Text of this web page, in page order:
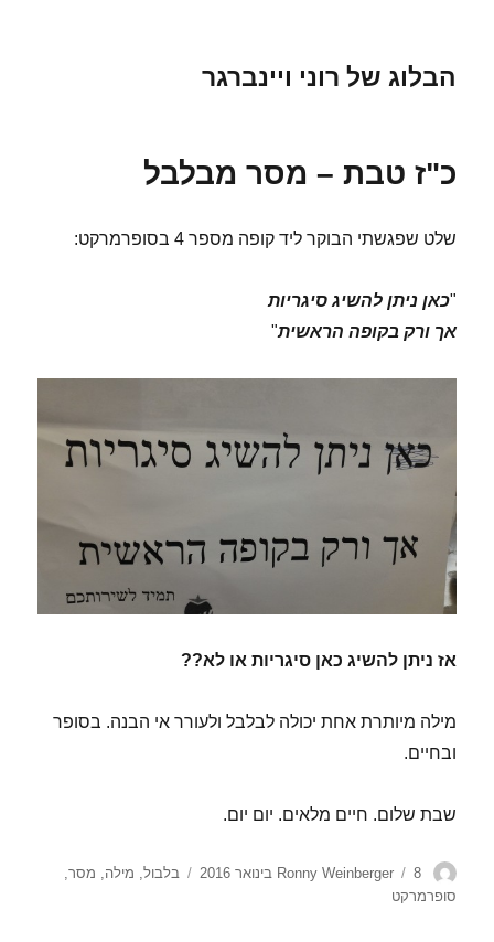
הבלוג של רוני ויינברגר
כ"ז טבת – מסר מבלבל
שלט שפגשתי הבוקר ליד קופה מספר 4 בסופרמרקט:
"כאן ניתן להשיג סיגריות
אך ורק בקופה הראשית"
אז ניתן להשיג כאן סיגריות או לא??
מילה מיותרת אחת יכולה לבלבל ולעורר אי הבנה. בסופר
ובחיים.
שבת שלום. חיים מלאים. יום יום.
מחברRonny Weinberger
פורסם
בתאריך
8 בינואר 2016 תגיות
בלבול מילה מסר
סופרמרקט